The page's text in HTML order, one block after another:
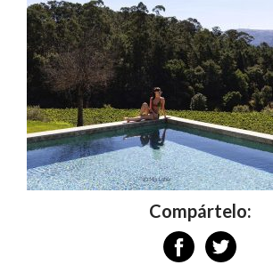
Compártelo: